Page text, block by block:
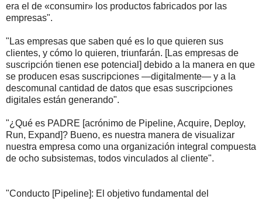
era el de «consumir» los productos fabricados por las
empresas".
"Las empresas que saben qué es lo que quieren sus
clientes, y cómo lo quieren, triunfarán. [Las empresas de
suscripción tienen ese potencial] debido a la manera en que
se producen esas suscripciones —digitalmente— y a la
descomunal cantidad de datos que esas suscripciones
digitales están generando".
"¿Qué es PADRE [acrónimo de Pipeline, Acquire, Deploy,
Run, Expand]? Bueno, es nuestra manera de visualizar
nuestra empresa como una organización integral compuesta
de ocho subsistemas, todos vinculados al cliente".
"Conducto [Pipeline]: El objetivo fundamental del